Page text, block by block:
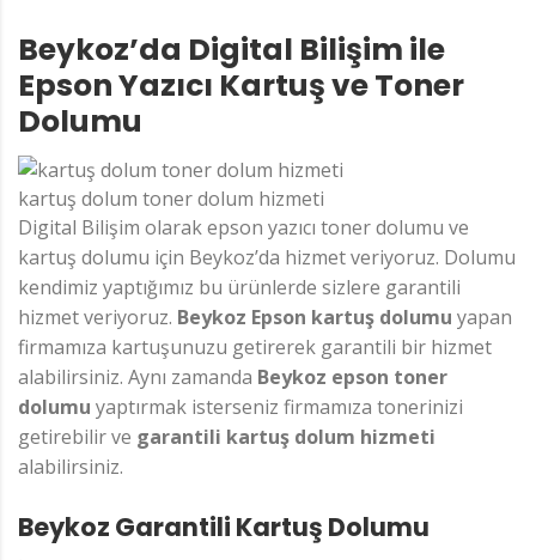
Beykoz’da Digital Bilişim ile
Epson Yazıcı Kartuş ve Toner
Dolumu
kartuş dolum toner dolum hizmeti
Digital Bilişim olarak epson yazıcı toner dolumu ve
kartuş dolumu için Beykoz’da hizmet veriyoruz. Dolumu
kendimiz yaptığımız bu ürünlerde sizlere garantili
hizmet veriyoruz. Beykoz Epson kartuş dolumu yapan
firmamıza kartuşunuzu getirerek garantili bir hizmet
alabilirsiniz. Aynı zamanda Beykoz epson toner
dolumu yaptırmak isterseniz firmamıza tonerinizi
getirebilir ve garantili kartuş dolum hizmeti
alabilirsiniz.
Beykoz Garantili Kartuş Dolumu